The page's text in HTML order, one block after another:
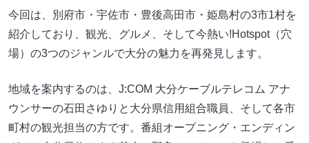
今回は、別府市・宇佐市・豊後高田市・姫島村の3市1村を
紹介しており、観光、グルメ、そして今熱い!Hotspot（穴
場）の3つのジャンルで大分の魅力を再発見します。
地域を案内するのは、J:COM 大分ケーブルテレコム アナ
ウンサーの石田さゆりと大分県信用組合職員、そして各市
町村の観光担当の方です。番組オープニング・エンディン